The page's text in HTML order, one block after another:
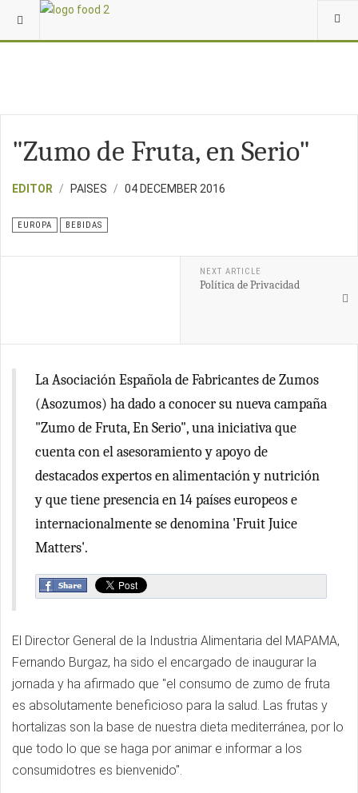
"Zumo de Fruta, en Serio"
EDITOR PAISES 04 DECEMBER 2016
EUROPA BEBIDAS
NEXT ARTICLE
Política de Privacidad
La Asociación Española de Fabricantes de Zumos
(Asozumos) ha dado a conocer su nueva campaña
"Zumo de Fruta, En Serio", una iniciativa que
cuenta con el asesoramiento y apoyo de
destacados expertos en alimentación y nutrición
y que tiene presencia en 14 países europeos e
internacionalmente se denomina 'Fruit Juice
Matters'.
El Director General de la Industria Alimentaria del MAPAMA,
Fernando Burgaz, ha sido el encargado de inaugurar la
jornada y ha afirmado que "el consumo de zumo de fruta
es absolutamente beneficioso para la salud. Las frutas y
hortalizas son la base de nuestra dieta mediterránea, por lo
que todo lo que se haga por animar e informar a los
consumidotres es bienvenido".